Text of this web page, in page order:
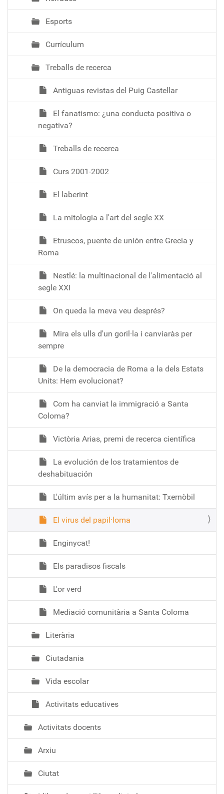
Esports
Currículum
Treballs de recerca
Antiguas revistas del Puig Castellar
El fanatismo: ¿una conducta positiva o
negativa?
Treballs de recerca
Curs 2001-2002
El laberint
La mitologia a l'art del segle XX
Etruscos, puente de unión entre Grecia y
Roma
Nestlé: la multinacional de l'alimentació al
segle XXI
On queda la meva veu després?
Mira els ulls d'un goril·la i canviaràs per
sempre
De la democracia de Roma a la dels Estats
Units: Hem evolucionat?
Com ha canviat la immigració a Santa
Coloma?
Victòria Arias, premi de recerca científica
La evolución de los tratamientos de
deshabituación
L'últim avís per a la humanitat: Txernòbil
El virus del papil·loma
Enginycat!
Els paradisos fiscals
L'or verd
Mediació comunitària a Santa Coloma
Literària
Ciutadania
Vida escolar
Activitats educatives
Activitats docents
Arxiu
Ciutat